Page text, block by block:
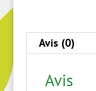
Motif
Vagues
Avis (0)
Avis